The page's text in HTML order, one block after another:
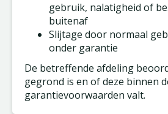
gebruik, nalatigheid of
buitenaf
Slijtage door normaal
onder garantie
De betreffende afdeling
gegrond is en of deze binnen
garantievoorwaarden valt.